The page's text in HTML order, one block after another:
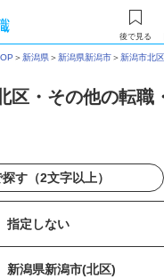
後で見る
＞新潟県＞新潟県新潟市＞新潟市北区
区・その他の転職
指定しない
新潟県新潟市(北区)